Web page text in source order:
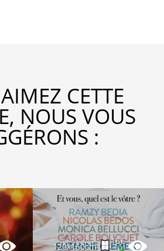
CETTE
NOUS VOUS
:
120x160cm
16€